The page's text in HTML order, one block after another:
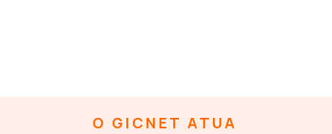
O GICNET ATUA